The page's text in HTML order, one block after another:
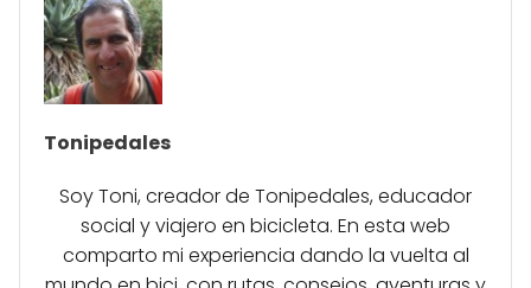
Tonipedales
Soy Toni, creador de Tonipedales, educador
social y viajero en bicicleta. En esta web
comparto mi experiencia dando la vuelta al